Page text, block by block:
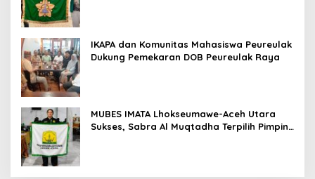
IKAPA dan Komunitas Mahasiswa Peureulak
Dukung Pemekaran DOB Peureulak Raya
MUBES IMATA Lhokseumawe-Aceh Utara
Sukses, Sabra Al Muqtadha Terpilih Pimpin